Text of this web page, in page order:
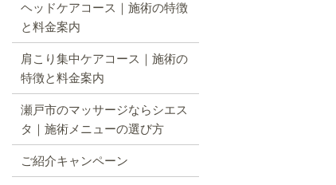
ヘッドケアコース｜施術の特徴
と料金案内
肩こり集中ケアコース｜施術の
特徴と料金案内
瀬戸市のマッサージならシエス
タ｜施術メニューの選び方
ご紹介キャンペーン